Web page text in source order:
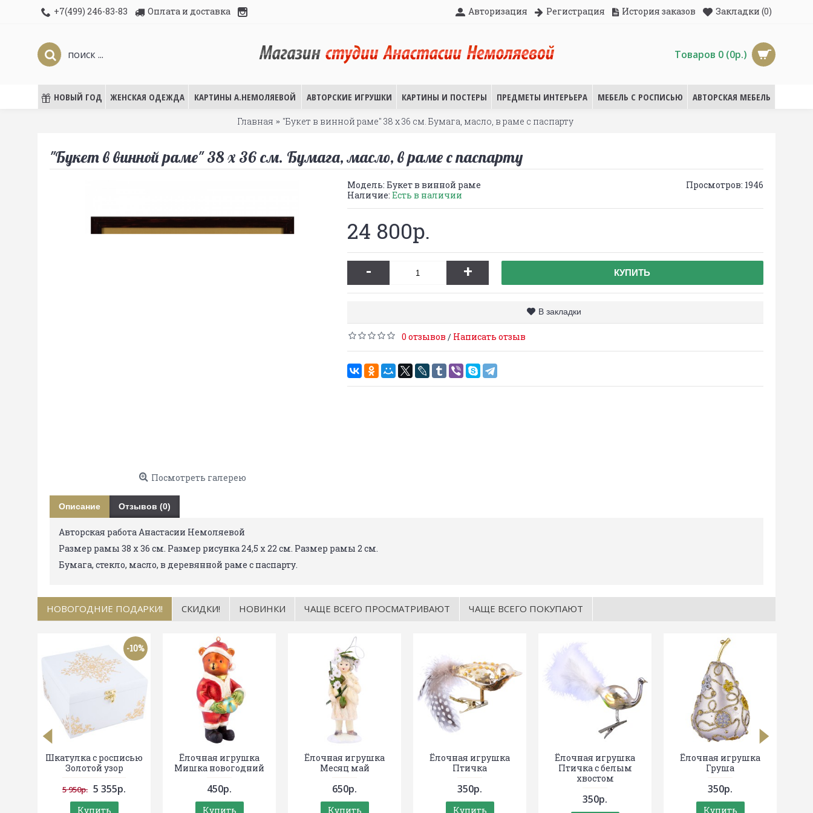
+7(499) 246-83-83 Оплата и доставка Авторизация Регистрация История заказов Закладки (0)
Товаров 0 (0р.)
НОВЫЙ ГОД ЖЕНСКАЯ ОДЕЖДА КАРТИНЫ А.НЕМОЛЯЕВОЙ АВТОРСКИЕ ИГРУШКИ КАРТИНЫ И ПОСТЕРЫ ПРЕДМЕТЫ ИНТЕРЬЕРА МЕБЕЛЬ С РОСПИСЬЮ АВТОРСКАЯ МЕБЕЛЬ
Главная "Букет в винной раме" 38 х 36 см. Бумага, масло, в раме с паспарту
"Букет в винной раме" 38 х 36 см. Бумага, масло, в раме с паспарту
Посмотреть галерею
Просмотров: 1946
Модель: Букет в винной раме
Наличие: Есть в наличии
24 800р.
- + КУПИТЬ
В закладки
0 отзывов / Написать отзыв
Описание Отзывов (0)
Авторская работа Анастасии Немоляевой
Размер рамы 38 х 36 см. Размер рисунка 24,5 х 22 см. Размер рамы 2 см.
Бумага, стекло, масло, в деревянной раме с паспарту.
НОВОГОДНИЕ ПОДАРКИ! СКИДКИ! НОВИНКИ ЧАЩЕ ВСЕГО ПРОСМАТРИВАЮТ ЧАЩЕ ВСЕГО ПОКУПАЮТ
-10%
Шкатулка с росписью
Золотой узор
5 950р. 5 355р.
Купить
Ёлочная игрушка
Мишка новогодний
450р.
Купить
Ёлочная игрушка
Месяц май
650р.
Купить
Ёлочная игрушка
Птичка
350р.
Купить
Ёлочная игрушка
Птичка с белым
хвостом
350р.
Ёлочная игрушка
Груша
350р.
Купить